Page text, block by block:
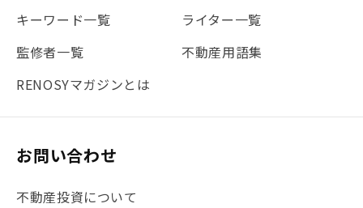
キーワード一覧
ライター一覧
監修者一覧
不動産用語集
RENOSYマガジンとは
お問い合わせ
不動産投資について